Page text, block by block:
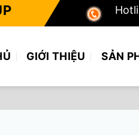
GIỚI THIỆU SẢN